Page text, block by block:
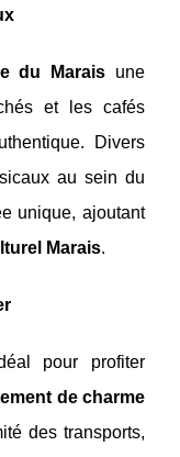
du Marais une
et les cafés
Divers
au sein du
unique, ajoutant
Marais.
pour profiter
de charme
des transports,